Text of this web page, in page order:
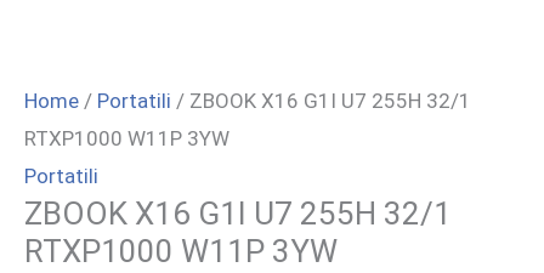
Home / Portatili / ZBOOK X16 G1I U7 255H 32/1
RTXP1000 W11P 3YW
Portatili
ZBOOK X16 G1I U7 255H 32/1
RTXP1000 W11P 3YW